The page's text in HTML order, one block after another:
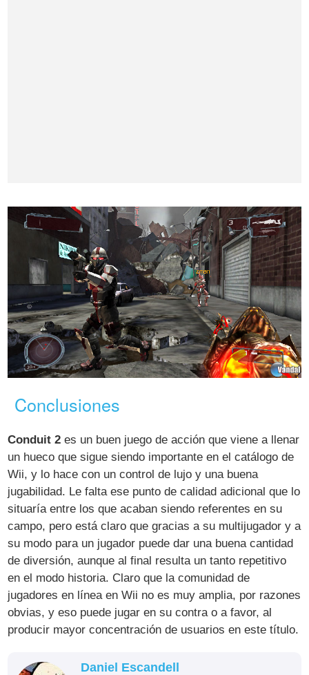
Conclusiones
Conduit 2 es un buen juego de acción que viene a llenar
un hueco que sigue siendo importante en el catálogo de
Wii, y lo hace con un control de lujo y una buena
jugabilidad. Le falta ese punto de calidad adicional que lo
situaría entre los que acaban siendo referentes en su
campo, pero está claro que gracias a su multijugador y a
su modo para un jugador puede dar una buena cantidad
de diversión, aunque al final resulta un tanto repetitivo
en el modo historia. Claro que la comunidad de
jugadores en línea en Wii no es muy amplia, por razones
obvias, y eso puede jugar en su contra o a favor, al
producir mayor concentración de usuarios en este título.
Daniel Escandell